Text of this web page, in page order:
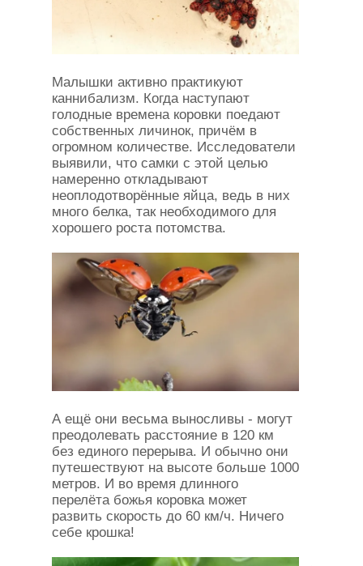
Малышки активно практикуют
каннибализм. Когда наступают
голодные времена коровки поедают
собственных личинок, причём в
огромном количестве. Исследователи
выявили, что самки с этой целью
намеренно откладывают
неоплодотворённые яйца, ведь в них
много белка, так необходимого для
хорошего роста потомства.
А ещё они весьма выносливы - могут
преодолевать расстояние в 120 км
без единого перерыва. И обычно они
путешествуют на высоте больше 1000
метров. И во время длинного
перелёта божья коровка может
развить скорость до 60 км/ч. Ничего
себе крошка!